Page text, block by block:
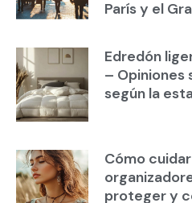
París y el
Edredón
– Opiniones
según la
Cómo
proteger y